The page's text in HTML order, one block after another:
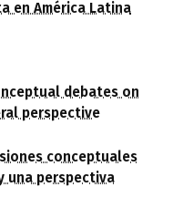
en América Latina
debates on
perspective
conceptuales
una perspectiva